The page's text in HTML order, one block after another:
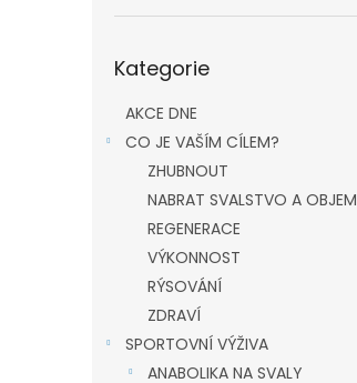
kategorie
Kategorie
AKCE DNE
CO JE VAŠÍM CÍLEM?
ZHUBNOUT
NABRAT SVALSTVO A OBJEM
REGENERACE
VÝKONNOST
RÝSOVÁNÍ
ZDRAVÍ
SPORTOVNÍ VÝŽIVA
ANABOLIKA NA SVALY